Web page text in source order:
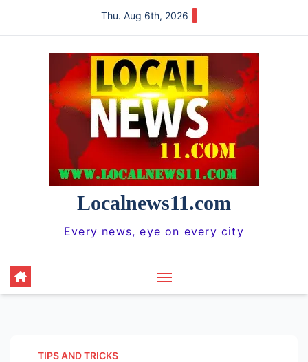
Thu. Aug 6th, 2026
Localnews11.com
Every news, eye on every city
TIPS AND TRICKS